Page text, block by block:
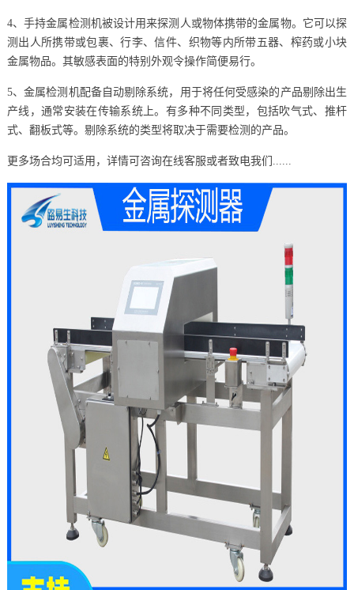
4、手持金属检测机被设计用来探测人或物体携带的金属物。它可以探
测出人所携带或包裹、行李、信件、织物等内所带五器、榨药或小块
金属物品。其敏感表面的特别外观令操作简便易行。
5、金属检测机配备自动剔除系统，用于将任何受感染的产品剔除出生
产线，通常安装在传输系统上。有多种不同类型，包括吹气式、推杆
式、翻板式等。剔除系统的类型将取决于需要检测的产品。
更多场合均可适用，详情可咨询在线客服或者致电我们......